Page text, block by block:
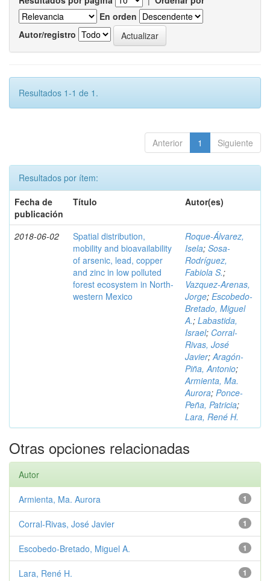
En orden
Autor/registro
Resultados 1-1 de 1.
Anterior 1 Siguiente
Resultados por ítem:
Fecha de
publicación
Título Autor(es)
2018-06-02
Spatial distribution,
mobility and bioavailability
of arsenic, lead, copper
and zinc in low polluted
forest ecosystem in North-
western Mexico
Roque-Álvarez,
Isela; Sosa-
Rodríguez,
Fabiola S.;
Vazquez-Arenas,
Jorge; Escobedo-
Bretado, Miguel
A.; Labastida,
Israel; Corral-
Rivas, José
Javier;Aragón-
Piña, Antonio;
Armienta, Ma.
Aurora; Ponce-
Peña, Patricia;
Lara, René H.
Otras opciones relacionadas
Autor
1
Armienta, Ma. Aurora
1
Corral-Rivas, José Javier
1
Escobedo-Bretado, Miguel A.
1
Lara, René H.